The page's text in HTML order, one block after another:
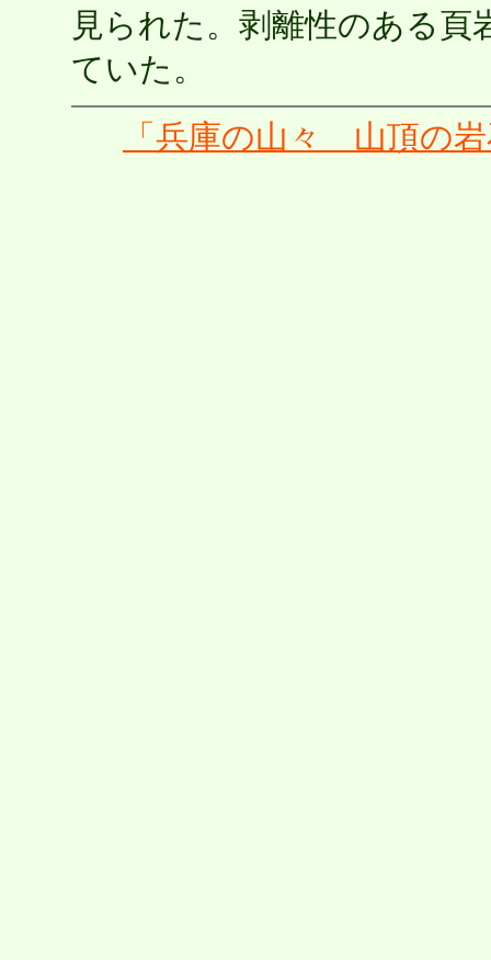
見られた。剥離性のある
ていた。
「兵庫の山々 山頂の